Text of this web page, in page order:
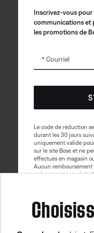
Application
Bose
Politique de
Avis
Déclaration
Inscrivez-vous pour
communications et
les promotions de
Courriel
Le code de réduction
durant les 30 jours
uniquement valide
sur le site Bose et ne
effectués en magasin
Aucun remboursement
uniquement au prix
complète des
modifiée sans préavis.
notre bulletin
Obtenez 10% de